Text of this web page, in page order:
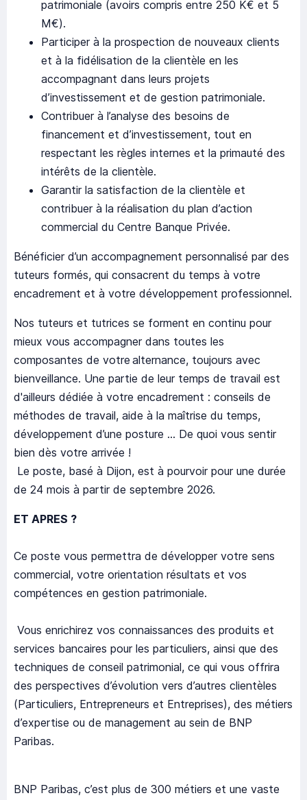
patrimoniale (avoirs compris entre 250 K€ et 5
M€).
Participer à la prospection de nouveaux clients
et à la fidélisation de la clientèle en les
accompagnant dans leurs projets
d’investissement et de gestion patrimoniale.
Contribuer à l’analyse des besoins de
financement et d’investissement, tout en
respectant les règles internes et la primauté des
intérêts de la clientèle.
Garantir la satisfaction de la clientèle et
contribuer à la réalisation du plan d’action
commercial du Centre Banque Privée.
Bénéficier d’un accompagnement personnalisé par des
tuteurs formés, qui consacrent du temps à votre
encadrement et à votre développement professionnel.
Nos tuteurs et tutrices se forment en continu pour
mieux vous accompagner dans toutes les
composantes de votre alternance, toujours avec
bienveillance. Une partie de leur temps de travail est
d'ailleurs dédiée à votre encadrement : conseils de
méthodes de travail, aide à la maîtrise du temps,
développement d’une posture … De quoi vous sentir
bien dès votre arrivée !
Le poste, basé à Dijon, est à pourvoir pour une durée
de 24 mois à partir de septembre 2026.
ET APRES ?
Ce poste vous permettra de développer votre sens
commercial, votre orientation résultats et vos
compétences en gestion patrimoniale.
Vous enrichirez vos connaissances des produits et
services bancaires pour les particuliers, ainsi que des
techniques de conseil patrimonial, ce qui vous offrira
des perspectives d’évolution vers d’autres clientèles
(Particuliers, Entrepreneurs et Entreprises), des métiers
d’expertise ou de management au sein de BNP
Paribas.
BNP Paribas, c’est plus de 300 métiers et une vaste